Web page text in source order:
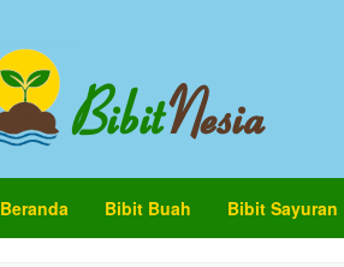
Beranda Bibit Buah Bibit Sayuran